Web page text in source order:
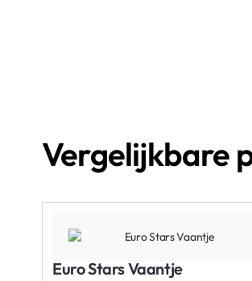
Vergelijkbare
Euro Stars Vaantje